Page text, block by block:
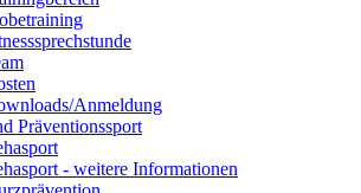
Anmeldung
Präventionssport
- weitere Informationen